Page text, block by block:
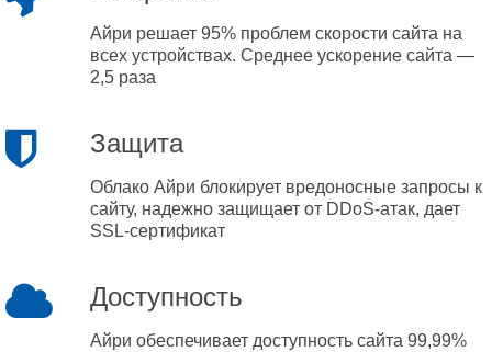
Айри решает 95% проблем скорости сайта на
всех устройствах. Среднее ускорение сайта —
2,5 раза
Защита
Облако Айри блокирует вредоносные запросы к
сайту, надежно защищает от DDoS-атак, дает
SSL-сертификат
Доступность
Айри обеспечивает доступность сайта 99,99%